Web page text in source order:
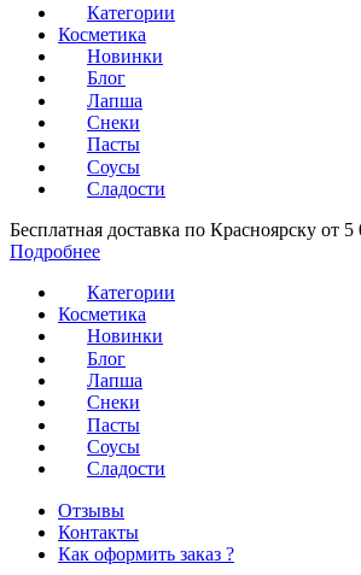
Категории
Косметика
Новинки
Блог
Лапша
Снеки
Пасты
Соусы
Сладости
Бесплатная доставка по Красноярску от 5
Подробнее
Категории
Косметика
Новинки
Блог
Лапша
Снеки
Пасты
Соусы
Сладости
Отзывы
Контакты
Как оформить заказ ?